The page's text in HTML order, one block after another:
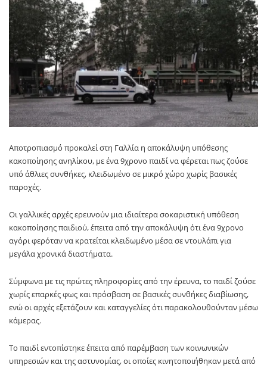
Αποτροπιασμό προκαλεί στη Γαλλία η αποκάλυψη υπόθεσης
κακοποίησης ανηλίκου, με ένα 9χρονο παιδί να φέρεται πως ζούσε
υπό άθλιες συνθήκες, κλειδωμένο σε μικρό χώρο χωρίς βασικές
παροχές.
Οι γαλλικές αρχές ερευνούν μια ιδιαίτερα σοκαριστική υπόθεση
κακοποίησης παιδιού, έπειτα από την αποκάλυψη ότι ένα 9χρονο
αγόρι φερόταν να κρατείται κλειδωμένο μέσα σε ντουλάπι για
μεγάλα χρονικά διαστήματα.
Σύμφωνα με τις πρώτες πληροφορίες από την έρευνα, το παιδί ζούσε
χωρίς επαρκές φως και πρόσβαση σε βασικές συνθήκες διαβίωσης,
ενώ οι αρχές εξετάζουν και καταγγελίες ότι παρακολουθούνταν μέσω
κάμερας.
Το παιδί εντοπίστηκε έπειτα από παρέμβαση των κοινωνικών
υπηρεσιών και της αστυνομίας, οι οποίες κινητοποιήθηκαν μετά από